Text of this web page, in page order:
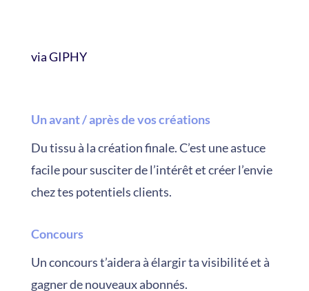
via GIPHY
Un avant / après de vos créations
Du tissu à la création finale. C’est une astuce
facile pour susciter de l’intérêt et créer l’envie
chez tes potentiels clients.
Concours
Un concours t’aidera à élargir ta visibilité et à
gagner de nouveaux abonnés.